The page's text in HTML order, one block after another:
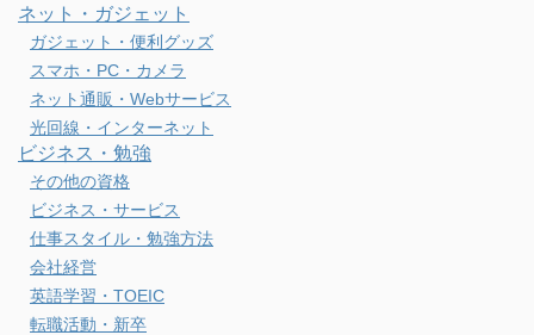
ネット・ガジェット
ガジェット・便利グッズ
スマホ・PC・カメラ
ネット通販・Webサービス
光回線・インターネット
ビジネス・勉強
その他の資格
ビジネス・サービス
仕事スタイル・勉強方法
会社経営
英語学習・TOEIC
転職活動・新卒